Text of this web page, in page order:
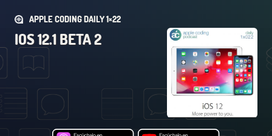
APPLE CODING DAILY 1×22
IOS 12.1 BETA 2